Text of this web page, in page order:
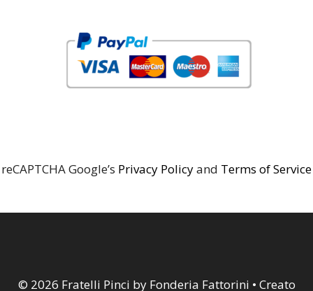
reCAPTCHA Google’s Privacy Policyand Terms of Service
© 2026 Fratelli Pinci by Fonderia Fattorini • Creato